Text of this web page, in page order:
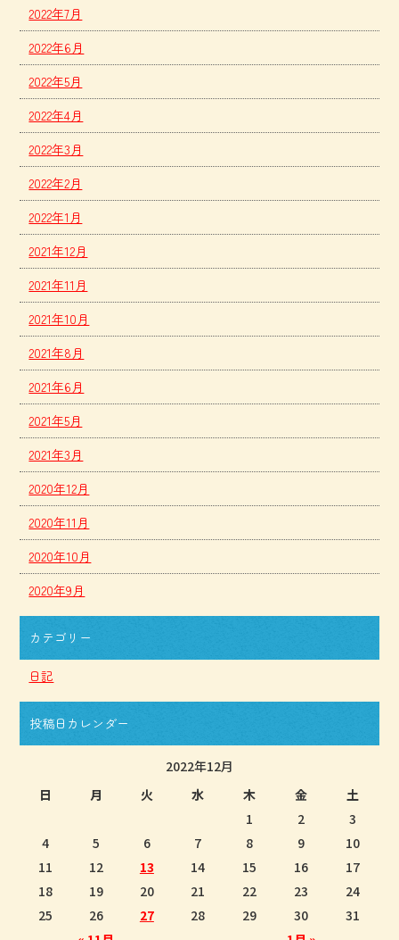
2022年7月
2022年6月
2022年5月
2022年4月
2022年3月
2022年2月
2022年1月
2021年12月
2021年11月
2021年10月
2021年8月
2021年6月
2021年5月
2021年3月
2020年12月
2020年11月
2020年10月
2020年9月
カテゴリー
日記
投稿日カレンダー
2022年12月
日
月 火 水 木 金 土
1 2
3
4
5 6 7 8 9
10
11
12 13 14 15 16
17
18
19 20 21 22 23
24
25
26 27 28 29 30 31